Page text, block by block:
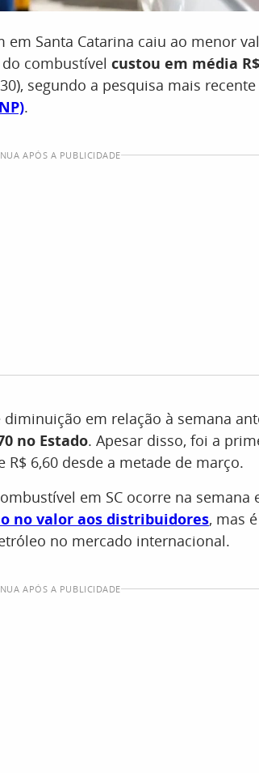
Santa Catarina caiu ao menor
combustível custou em média
segundo a pesquisa mais recente
.
APÓS A PUBLICIDADE
em relação à semana
no Estado. Apesar disso, foi a
6,60 desde a metade de março.
em SC ocorre na semana
no valor aos distribuidores, mas
no mercado internacional.
APÓS A PUBLICIDADE